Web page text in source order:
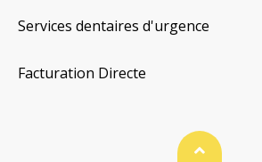
Services dentaires d'urgence
Facturation Directe
Haut